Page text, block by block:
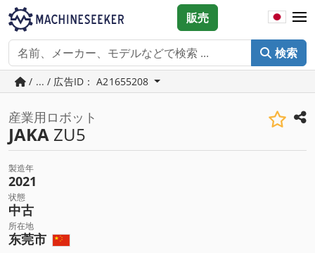
検索
販売
/ ... / 広告ID： A21655208
産業用ロボット
JAKA ZU5
製造年
2021
状態
中古
所在地
东莞市